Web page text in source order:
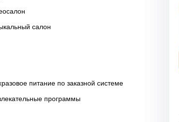
салон
питание по заказной системе
программы